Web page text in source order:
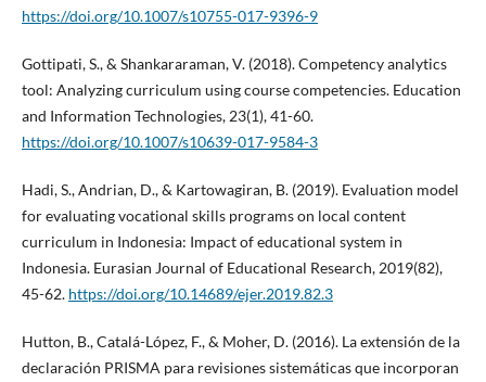
https://doi.org/10.1007/s10755-017-9396-9
Gottipati, S., & Shankararaman, V. (2018). Competency analytics
tool: Analyzing curriculum using course competencies. Education
and Information Technologies, 23(1), 41-60.
https://doi.org/10.1007/s10639-017-9584-3
Hadi, S., Andrian, D., & Kartowagiran, B. (2019). Evaluation model
for evaluating vocational skills programs on local content
curriculum in Indonesia: Impact of educational system in
Indonesia. Eurasian Journal of Educational Research, 2019(82),
45-62. https://doi.org/10.14689/ejer.2019.82.3
Hutton, B., Catalá-López, F., & Moher, D. (2016). La extensión de la
declaración PRISMA para revisiones sistemáticas que incorporan